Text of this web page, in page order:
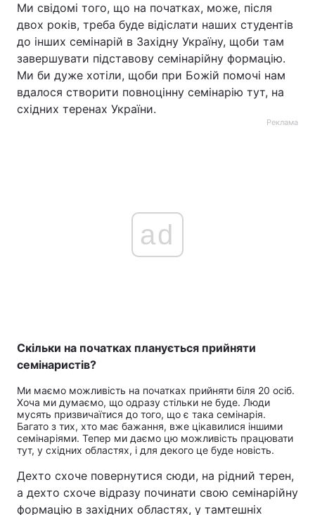
Ми свідомі того, що на початках, може, після
двох років, треба буде відіслати наших студентів
до інших семінарій в Західну Україну, щоби там
завершувати підставову семінарійну формацію.
Ми би дуже хотіли, щоби при Божій помочі нам
вдалося створити повноцінну семінарію тут, на
східних теренах України.
Реклама
ad
Скільки на початках планується прийняти
семінаристів?
Ми маємо можливість на початках прийняти біля 20 осіб.
Хоча ми думаємо, що одразу стільки не буде. Люди
мусять призвичаїтися до того, що є така семінарія.
Багато з тих, хто має бажання, вже цікавилися іншими
семінаріями. Тепер ми даємо цю можливість працювати
тут, у східних областях, і для декого це буде новість.
Дехто схоче повернутися сюди, на рідний терен,
а дехто схоче відразу починати свою семінарійну
формацію в західних областях, у тамтешніх